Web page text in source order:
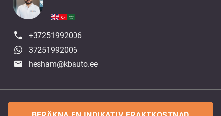
+37251992006
37251992006
hesham@kbauto.ee